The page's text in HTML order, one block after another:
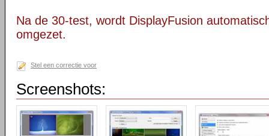
Na de 30-test, wordt DisplayFusion
omgezet.
Stel een correctie voor
Screenshots: